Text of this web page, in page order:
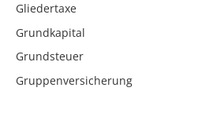
Gliedertaxe
Grundkapital
Grundsteuer
Gruppenversicherung